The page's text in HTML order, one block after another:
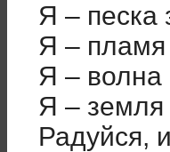
Я – песка
Я – пламя
Я –
Я – земля
Радуйся,